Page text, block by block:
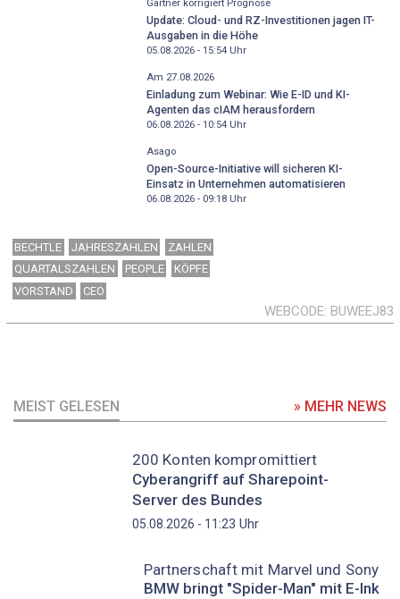
Gartner korrigiert Prognose
Update: Cloud- und RZ-Investitionen jagen IT-
Ausgaben in die Höhe
05.08.2026 - 15:54Uhr
Am 27.08.2026
Einladung zum Webinar: Wie E-ID und KI-
Agenten das cIAM herausfordern
06.08.2026 - 10:54Uhr
Asago
Open-Source-Initiative will sicheren KI-
Einsatz in Unternehmen automatisieren
06.08.2026 - 09:18Uhr
BECHTLE JAHRESZAHLEN
ZAHLEN
QUARTALSZAHLEN
PEOPLE
KÖPFE
VORSTAND
CEO
WEBCODE BUWEEJ83
MEIST GELESEN » MEHR NEWS
200 Konten kompromittiert
Cyberangriff auf Sharepoint-
Server des Bundes
05.08.2026 - 11:23 Uhr
Partnerschaft mit Marvel und Sony
BMW bringt "Spider-Man" mit E-Ink